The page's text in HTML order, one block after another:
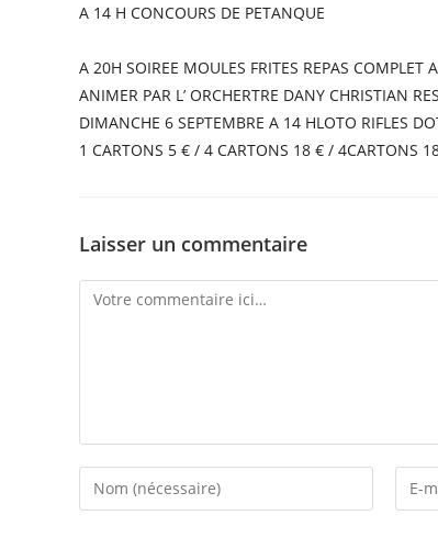
A 14 H CONCOURS DE PETANQUE
A 20H SOIREE MOULES FRITES REPAS COMPLET
ANIMER PAR L’ ORCHERTRE DANY CHRISTIAN
DIMANCHE 6 SEPTEMBRE A 14 HLOTO RIFLES
1 CARTONS 5 € / 4 CARTONS 18 € / 4CARTONS
Laisser un commentaire